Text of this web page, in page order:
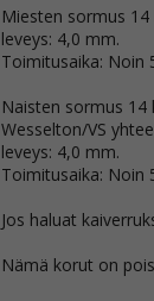
Miesten sormus
leveys: 4,0 mm.
Toimitusaika: Noin
Naisten sormus
Wesselton/VS
leveys: 4,0 mm.
Toimitusaika: Noin
Jos haluat
Nämä korut on